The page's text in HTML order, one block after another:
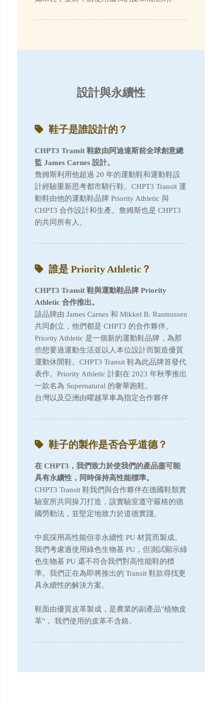
設計與永續性
鞋子是誰設計的？
CHPT3 Transit 鞋款由阿迪達斯前全球創意總
監 James Carnes 設計。
詹姆斯利用他超過 20 年的運動鞋和運動鞋設
計經驗重新思考都市騎行鞋。CHPT3 Transit 運
動鞋由他的運動鞋品牌 Priority Athletic 與
CHPT3 合作設計和生產。詹姆斯也是 CHPT3
的共同所有人。
誰是 Priority Athletic？
CHPT3 Transit 鞋與運動鞋品牌 Priority
Athletic 合作推出。
該品牌由 James Carnes 和 Mikkel B. Rasmussen
共同創立，他們都是 CHPT3 的合作夥伴。
Priority Athletic 是一個新的運動鞋品牌，為那
些想要過運動生活並以人本位設計而製造優質
運動休閒鞋。CHPT3 Transit 鞋為此品牌首發代
表作。Priority Athletic 計劃在 2023 年秋季推出
一款名為 Supernatural 的奢華跑鞋。
台灣以及亞洲由曜越單車為指定合作夥伴
鞋子的製作是否合乎道德？
在 CHPT3，我們致力於使我們的產品盡可能
具有永續性，同時保持高性能標準。
CHPT3 Transit 鞋我們與合作夥伴在德國鞋類實
驗室所共同操刀打造，該實驗室遵守嚴格的德
國勞動法，並堅定地致力於道德實踐。
中底採用高性能但非永續性 PU 材質而製成。
我們考慮過使用綠色生物基 PU，但測試顯示綠
色生物基 PU 還不符合我們對高性能鞋的標
準。我們正在為即將推出的 Transit 鞋款尋找更
具永續性的解決方案。
鞋面由優質皮革製成，是農業的副產品"植物皮
革"， 我們使用的皮革不含鉻。